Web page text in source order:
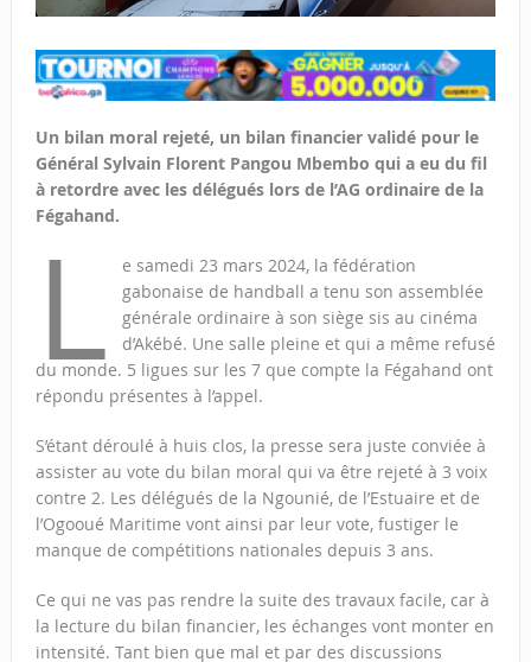
Un bilan moral rejeté, un bilan financier validé pour le
Général Sylvain Florent Pangou Mbembo qui a eu du fil
à retordre avec les délégués lors de l’AG ordinaire de la
Fégahand.
L
e samedi 23 mars 2024, la fédération
gabonaise de handball a tenu son assemblée
générale ordinaire à son siège sis au cinéma
d’Akébé. Une salle pleine et qui a même refusé
du monde. 5 ligues sur les 7 que compte la Fégahand ont
répondu présentes à l’appel.
S’étant déroulé à huis clos, la presse sera juste conviée à
assister au vote du bilan moral qui va être rejeté à 3 voix
contre 2. Les délégués de la Ngounié, de l’Estuaire et de
l’Ogooué Maritime vont ainsi par leur vote, fustiger le
manque de compétitions nationales depuis 3 ans.
Ce qui ne vas pas rendre la suite des travaux facile, car à
la lecture du bilan financier, les échanges vont monter en
intensité. Tant bien que mal et par des discussions